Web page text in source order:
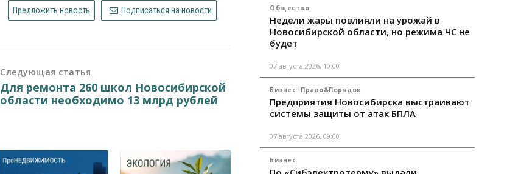
Предложить новость Подписаться на новости
Следующая статья
Для ремонта 260 школ Новосибирской
области необходимо 13 млрд рублей
Общество
Недели жары повлияли на урожай в
Новосибирской области, но режима ЧС не
будет
07 августа 2026, 10:00
Бизнес Право&Порядок
Предприятия Новосибирска выстраивают
системы защиты от атак БПЛА
07 августа 2026, 09:00
Бизнес